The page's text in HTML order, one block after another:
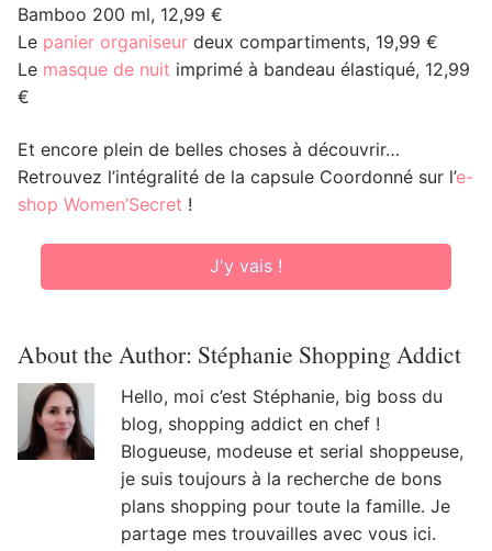
Bamboo 200 ml, 12,99 €
Le panier organiseur deux compartiments, 19,99 €
Le masque de nuit imprimé à bandeau élastiqué, 12,99
€
Et encore plein de belles choses à découvrir…
Retrouvez l’intégralité de la capsule Coordonné sur l’e-
shop Women’Secret !
J'y vais !
About the Author: Stéphanie Shopping Addict
Hello, moi c’est Stéphanie, big boss du
blog, shopping addict en chef !
Blogueuse, modeuse et serial shoppeuse,
je suis toujours à la recherche de bons
plans shopping pour toute la famille. Je
partage mes trouvailles avec vous ici.